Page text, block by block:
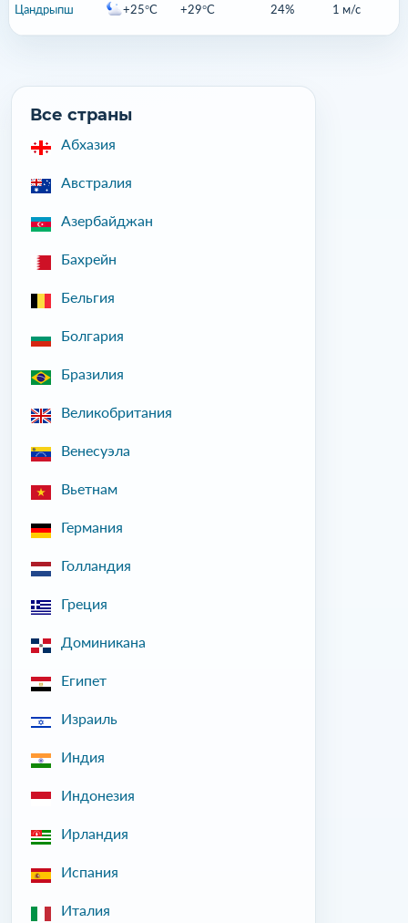
Цандрыпш +25°C +29°C 24% 1 м/с
Все страны
Абхазия
Австралия
Азербайджан
Бахрейн
Бельгия
Болгария
Бразилия
Великобритания
Венесуэла
Вьетнам
Германия
Голландия
Греция
Доминикана
Египет
Израиль
Индия
Индонезия
Ирландия
Испания
Италия